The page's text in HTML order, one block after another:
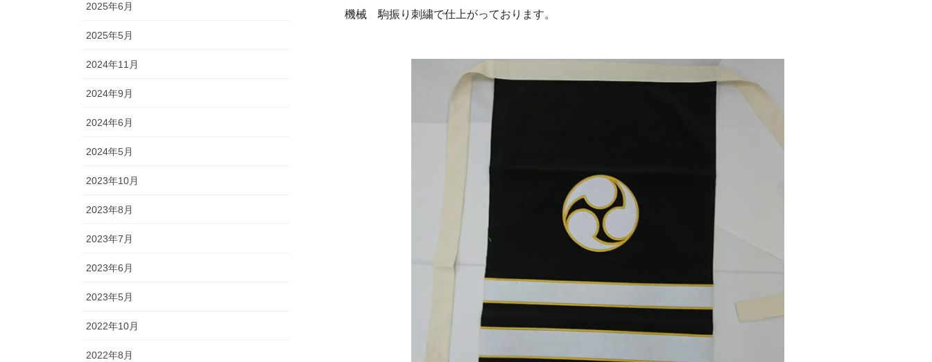
機械 駒振り刺繍で仕上がっております。
2025年6月
2025年5月
2024年11月
2024年9月
2024年6月
2024年5月
2023年10月
2023年8月
2023年7月
2023年6月
2023年5月
2022年10月
2022年8月